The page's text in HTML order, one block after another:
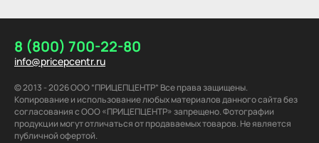
8 (800) 700-22-80
info@pricepcentr.ru
© 2013 - 2026 ООО “ПРИЦЕПЦЕНТР” Все права защищены.
Копирование и использование любых материалов данного сайта без
согласования с ООО «ПРИЦЕПЦЕНТР» запрещено. Фотографии
продукции могут отличаться от продаваемых товаров. Не является
публичной офертой.